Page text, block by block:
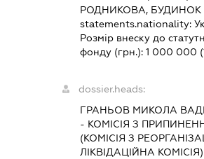
РОДНИКОВА, БУДИНОК
statements.nationality:
Розмір внеску до
фонду (грн.):1 000 000
dossier.heads:
ГРАНЬОВ МИКОЛА
- КОМІСІЯ З
(КОМІСІЯ З
ЛІКВІДАЦІЙНА КОМІСІЯ)